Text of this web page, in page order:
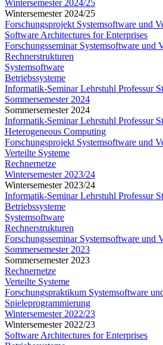
Wintersemester 2024/25
Wintersemester 2024/25
Forschungsprojekt Systemsoftware und
Software Architectures for Enterprises
Forschungsseminar Systemsoftware und
Rechnerstrukturen
Systemsoftware
Betriebssysteme
Informatik-Seminar Lehrstuhl Professur
Sommersemester 2024
Sommersemester 2024
Informatik-Seminar Lehrstuhl Professur
Heterogeneous Computing
Forschungsprojekt Systemsoftware und
Verteilte Systeme
Rechnernetze
Wintersemester 2023/24
Wintersemester 2023/24
Informatik-Seminar Lehrstuhl Professur
Betriebssysteme
Systemsoftware
Rechnerstrukturen
Forschungsseminar Systemsoftware und
Sommersemester 2023
Sommersemester 2023
Rechnernetze
Verteilte Systeme
Forschungspraktikum Systemsoftware
Spieleprogrammierung
Wintersemester 2022/23
Wintersemester 2022/23
Software Architectures for Enterprises